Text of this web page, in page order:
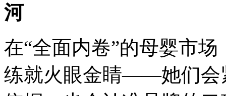
河
在“全面内卷”的母婴市
练就火眼金睛——她们会